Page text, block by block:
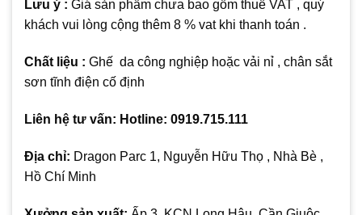
Lưu ý : Giá sản phẩm chưa bao gồm thuế VAT , quý
khách vui lòng cộng thêm 8 % vat khi thanh toán .
Chất liệu : Ghế da công nghiệp hoặc vải nỉ , chân sắt
sơn tĩnh điện cố định
Liên hệ tư vấn: Hotline: 0919.715.111
Địa chỉ: Dragon Parc 1, Nguyễn Hữu Thọ , Nhà Bè ,
Hồ Chí Minh